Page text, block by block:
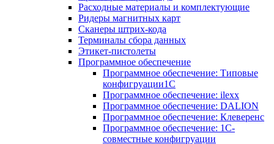
Расходные материалы и комплектующие
Ридеры магнитных карт
Сканеры штрих-кода
Терминалы сбора данных
Этикет-пистолеты
Программное обеспечение
Программное обеспечение: Типовые
конфигруации1С
Программное обеспечение: ilexx
Программное обеспечение: DALION
Программное обеспечение: Клеверенс
Программное обеспечение: 1С-
совместные конфигруации